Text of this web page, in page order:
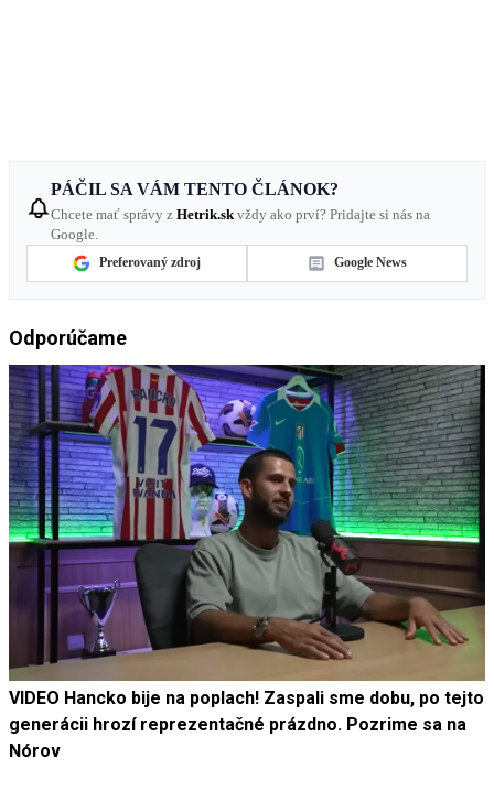
PÁČIL SA VÁM TENTO ČLÁNOK?
Chcete mať správy z Hetrik.sk vždy ako prví? Pridajte si nás na
Google.
Preferovaný zdroj Google News
Odporúčame
VIDEO Hancko bije na poplach! Zaspali sme dobu, po tejto
generácii hrozí reprezentačné prázdno. Pozrime sa na
Nórov